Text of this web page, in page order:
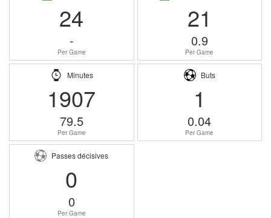
24
-
Per Game
21
0.9
Per Game
Minutes
1907
79.5
Per Game
Buts
1
0.04
Per Game
Passes décisives
0
0
Per Game